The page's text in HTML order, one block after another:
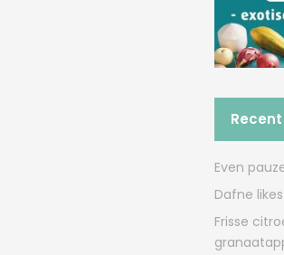
Even
Dafne
Frisse